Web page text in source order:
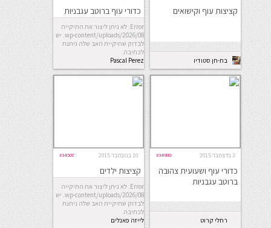
קציצות עוף וקישואים
בת-חן סטודיו
לבישול ואפיה
כדורי עוף ברוטב עגבניות
מתובלError: לא ניתן ליצור את התיקייה
wp-content/uploads/2026/08. יש
לבדוק שתיקיית האב שלה ניתנת
לכתיבה.
Pascal Perez
Rubin
3 בדצמבר 2015 #34980
כדורי עוף ושעועית צהובה
ברוטב עגבניות
רחלי קרוט
10 בנובמבר 2015 #34507
קציצות ילדים
Error: לא ניתן ליצור את התיקייה
wp-content/uploads/2026/08. יש
לבדוק שתיקיית האב שלה ניתנת
לכתיבה.
לייזה פאנלים